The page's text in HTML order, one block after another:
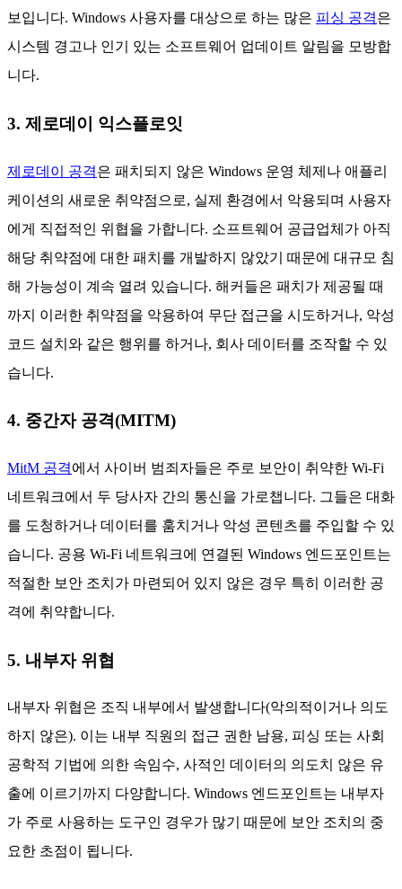
보입니다. Windows 사용자를 대상으로 하는 많은 피싱 공격은
시스템 경고나 인기 있는 소프트웨어 업데이트 알림을 모방합
니다.
3. 제로데이 익스플로잇
제로데이 공격은 패치되지 않은 Windows 운영 체제나 애플리
케이션의 새로운 취약점으로, 실제 환경에서 악용되며 사용자
에게 직접적인 위협을 가합니다. 소프트웨어 공급업체가 아직
해당 취약점에 대한 패치를 개발하지 않았기 때문에 대규모 침
해 가능성이 계속 열려 있습니다. 해커들은 패치가 제공될 때
까지 이러한 취약점을 악용하여 무단 접근을 시도하거나, 악성
코드 설치와 같은 행위를 하거나, 회사 데이터를 조작할 수 있
습니다.
4. 중간자 공격(MITM)
MitM 공격에서 사이버 범죄자들은 주로 보안이 취약한 Wi-Fi
네트워크에서 두 당사자 간의 통신을 가로챕니다. 그들은 대화
를 도청하거나 데이터를 훔치거나 악성 콘텐츠를 주입할 수 있
습니다. 공용 Wi-Fi 네트워크에 연결된 Windows 엔드포인트는
적절한 보안 조치가 마련되어 있지 않은 경우 특히 이러한 공
격에 취약합니다.
5. 내부자 위협
내부자 위협은 조직 내부에서 발생합니다(악의적이거나 의도
하지 않은). 이는 내부 직원의 접근 권한 남용, 피싱 또는 사회
공학적 기법에 의한 속임수, 사적인 데이터의 의도치 않은 유
출에 이르기까지 다양합니다. Windows 엔드포인트는 내부자
가 주로 사용하는 도구인 경우가 많기 때문에 보안 조치의 중
요한 초점이 됩니다.